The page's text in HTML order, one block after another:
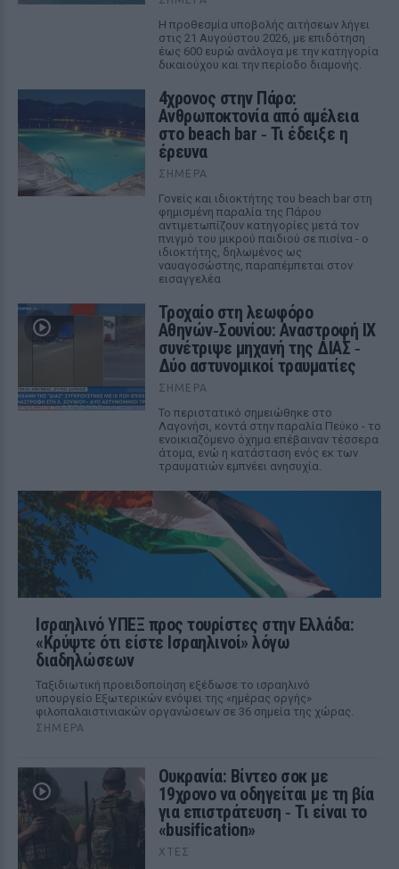
Η προθεσμία υποβολής αιτήσεων λήγει
στις 21 Αυγούστου 2026, με επιδότηση
έως 600 ευρώ ανάλογα με την κατηγορία
δικαιούχου και την περίοδο διαμονής.
4χρονος στην Πάρο:
Ανθρωποκτονία από αμέλεια
στο beach bar ‑ Τι έδειξε η
έρευνα
ΣΉΜΕΡΑ
Γονείς και ιδιοκτήτης του beach bar στη
φημισμένη παραλία της Πάρου
αντιμετωπίζουν κατηγορίες μετά τον
πνιγμό του μικρού παιδιού σε πισίνα - ο
ιδιοκτήτης, δηλωμένος ως
ναυαγοσώστης, παραπέμπεται στον
εισαγγελέα
Τροχαίο στη λεωφόρο
Αθηνών‑Σουνίου: Αναστροφή ΙΧ
συνέτριψε μηχανή της ΔΙΑΣ ‑
Δύο αστυνομικοί τραυματίες
ΣΉΜΕΡΑ
Το περιστατικό σημειώθηκε στο
Λαγονήσι, κοντά στην παραλία Πεύκο - το
ενοικιαζόμενο όχημα επέβαιναν τέσσερα
άτομα, ενώ η κατάσταση ενός εκ των
τραυματιών εμπνέει ανησυχία.
Ισραηλινό ΥΠΕΞ προς τουρίστες στην Ελλάδα:
«Κρύψτε ότι είστε Ισραηλινοί» λόγω
διαδηλώσεων
Ταξιδιωτική προειδοποίηση εξέδωσε το ισραηλινό
υπουργείο Εξωτερικών ενόψει της «ημέρας οργής»
φιλοπαλαιστινιακών οργανώσεων σε 36 σημεία της χώρας.
ΣΉΜΕΡΑ
Ουκρανία: Βίντεο σοκ με
19χρονο να οδηγείται με τη βία
για επιστράτευση ‑ Τι είναι το
«busification»
ΧΤΕΣ